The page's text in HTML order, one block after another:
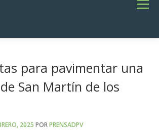
Menú
GENERALES- OBRAS VIALES
para pavimentar una
San Martín de los
2025 PORPRENSADPV